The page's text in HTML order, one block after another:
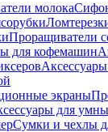
молока
Проращиватели
для кофемашин
экраны
для
Сумки и чехлы